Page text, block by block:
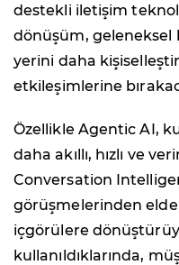
destekli iletişim
dönüşüm, geleneksel
yerini daha
etkileşimlerine
Özellikle Agentic AI,
daha akıllı, hızlı ve
Conversation
görüşmelerinden
içgörülere
kullanıldıklarında,